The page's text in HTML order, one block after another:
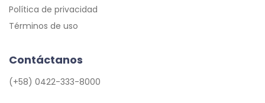
Política de privacidad
Términos de uso
Contáctanos
(+58) 0422-333-8000